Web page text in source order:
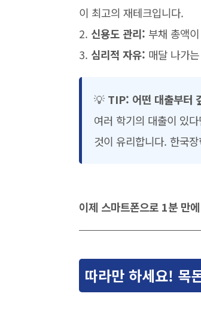
이 최고의 재테크입니다.
2. 신용도 관리: 부채 총액
3. 심리적 자유: 매달 나가
💡 TIP: 어떤 대출부터
여러 학기의 대출이 있
것이 유리합니다. 한국
이제 스마트폰으로 1분 만
따라만 하세요! 목